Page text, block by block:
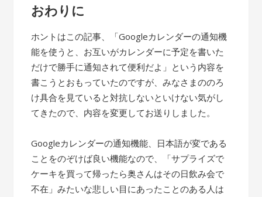
おわりに
ホントはこの記事、「Googleカレンダーの通知機
能を使うと、お互いがカレンダーに予定を書いた
だけで勝手に通知されて便利だよ」という内容を
書こうとおもっていたのですが、みなさまののろ
け具合を見ていると対抗しないといけない気がし
てきたので、内容を変更してお送りしました。
Googleカレンダーの通知機能、日本語が変である
ことをのぞけば良い機能なので、「サプライズで
ケーキを買って帰ったら奥さんはその日飲み会で
不在」みたいな悲しい目にあったことのある人は